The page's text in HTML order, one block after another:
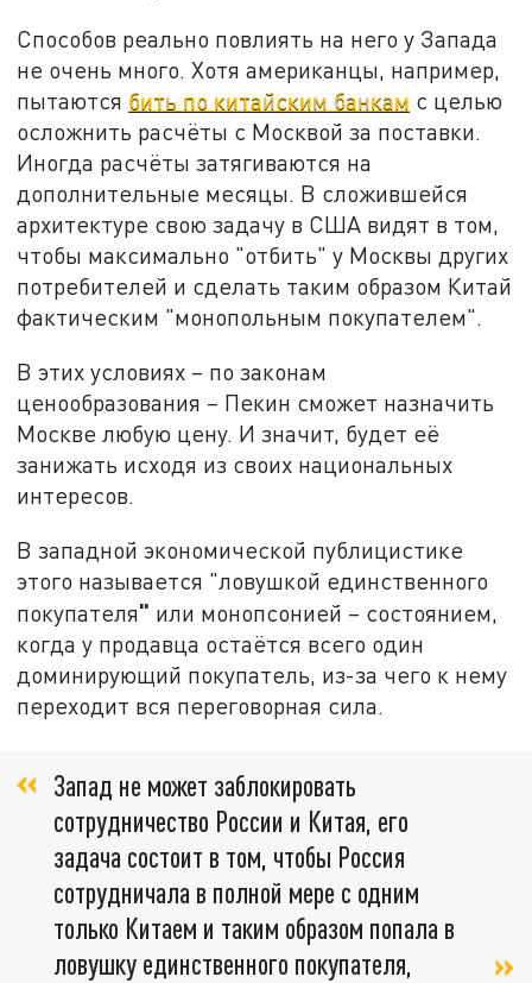
Способов реально повлиять на него у Запада
не очень много. Хотя американцы, например,
пытаются бить по китайским банкам с целью
осложнить расчёты с Москвой за поставки.
Иногда расчёты затягиваются на
дополнительные месяцы. В сложившейся
архитектуре свою задачу в США видят в том,
чтобы максимально "отбить" у Москвы других
потребителей и сделать таким образом Китай
фактическим "монопольным покупателем".
В этих условиях – по законам
ценообразования – Пекин сможет назначить
Москве любую цену. И значит, будет её
занижать исходя из своих национальных
интересов.
В западной экономической публицистике
этого называется "ловушкой единственного
покупателя" или монопсонией – состоянием,
когда у продавца остаётся всего один
доминирующий покупатель, из-за чего к нему
переходит вся переговорная сила.
Запад не может заблокировать
сотрудничество России и Китая, его
задача состоит в том, чтобы Россия
сотрудничала в полной мере с одним
только Китаем и таким образом попала в
ловушку единственного покупателя,